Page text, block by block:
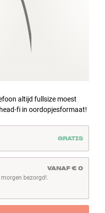
altijd fullsize moest
fi in oordopjesformaat!
GRATIS
bezorgd!.
VANAF € 0